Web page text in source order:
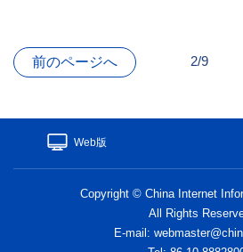
前のページへ 2/9
Web版
Copyright © China Internet
All Rights
E-mail: